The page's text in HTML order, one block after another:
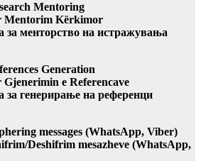
Mentoring
Mentorim Kërkimor
за менторство на истражувања
Generation
e Referencave
за генерирање на референци
messages (WhatsApp, Viber)
Deshifrim mesazheve (WhatsApp,